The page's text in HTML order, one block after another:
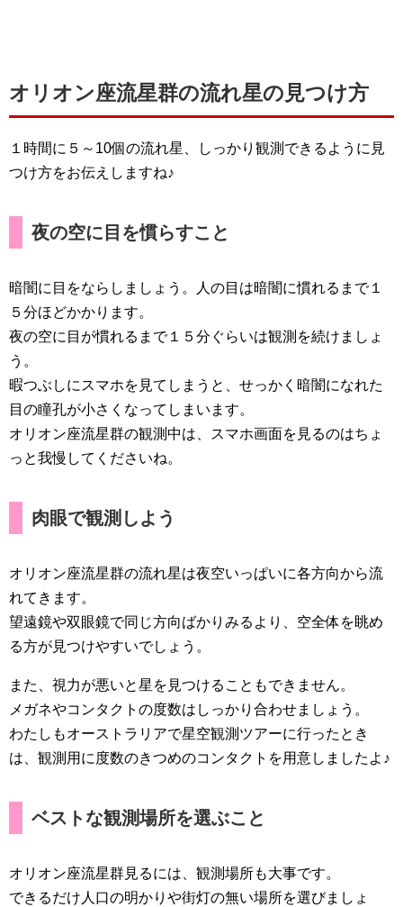
オリオン座流星群の流れ星の見つけ方
１時間に５～10個の流れ星、しっかり観測できるように見
つけ方をお伝えしますね♪
夜の空に目を慣らすこと
暗闇に目をならしましょう。人の目は暗闇に慣れるまで１
５分ほどかかります。
夜の空に目が慣れるまで１５分ぐらいは観測を続けましょ
う。
暇つぶしにスマホを見てしまうと、せっかく暗闇になれた
目の瞳孔が小さくなってしまいます。
オリオン座流星群の観測中は、スマホ画面を見るのはちょ
っと我慢してくださいね。
肉眼で観測しよう
オリオン座流星群の流れ星は夜空いっぱいに各方向から流
れてきます。
望遠鏡や双眼鏡で同じ方向ばかりみるより、空全体を眺め
る方が見つけやすいでしょう。
また、視力が悪いと星を見つけることもできません。
メガネやコンタクトの度数はしっかり合わせましょう。
わたしもオーストラリアで星空観測ツアーに行ったとき
は、観測用に度数のきつめのコンタクトを用意しましたよ♪
ベストな観測場所を選ぶこと
オリオン座流星群見るには、観測場所も大事です。
できるだけ人口の明かりや街灯の無い場所を選びましょ